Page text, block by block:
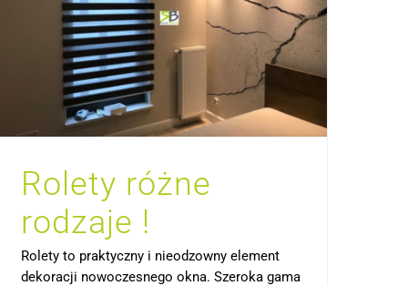
Rolety różne
rodzaje !
Rolety to praktyczny i nieodzowny element
dekoracji nowoczesnego okna. Szeroka gama